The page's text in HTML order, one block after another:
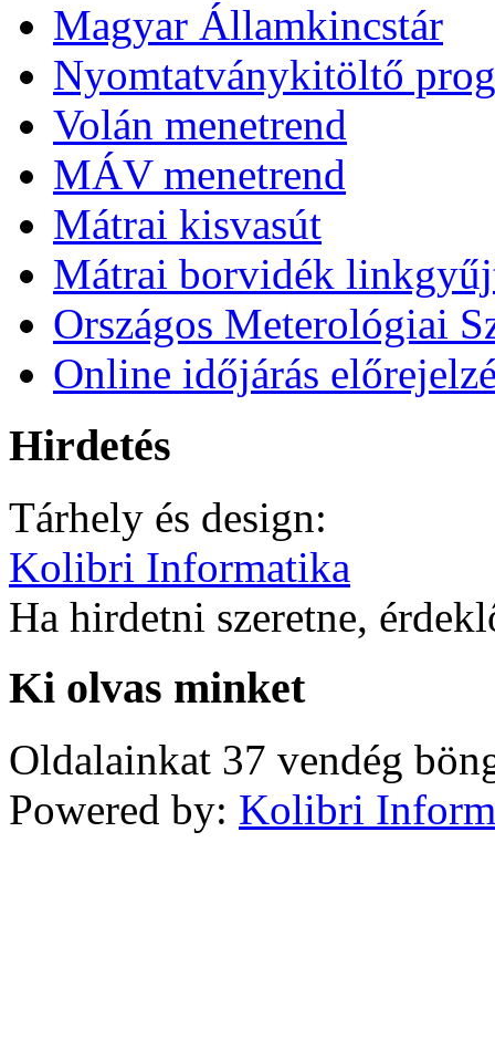
Magyar Államkincstár
Nyomtatványkitöltő
Volán menetrend
MÁV menetrend
Mátrai kisvasút
Mátrai borvidék
Országos Meterológiai
Online időjárás
Hirdetés
Tárhely és design:
Kolibri Informatika
Ha hirdetni szeretne,
Ki olvas minket
Oldalainkat 37 vendég
Powered by: Kolibri